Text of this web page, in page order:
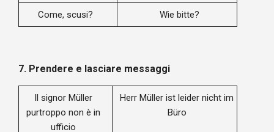
Come, scusi? Wie bitte?
7. Prendere e lasciare messaggi
Il signor Müller
purtroppo non è in
ufficio
Herr Müller ist leider nicht im
Büro